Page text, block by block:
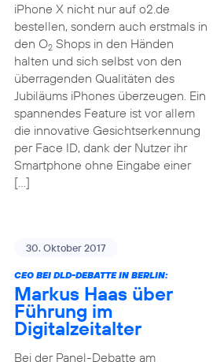
iPhone X nicht nur auf o2.de
bestellen, sondern auch erstmals in
den O2Shops in den Händen
halten und sich selbst von den
überragenden Qualitäten des
Jubiläums iPhones überzeugen. Ein
spannendes Feature ist vor allem
die innovative Gesichtserkennung
per Face ID, dank der Nutzer ihr
Smartphone ohne Eingabe einer
[…]
30. Oktober 2017
CEO BEI DLD-DEBATTE IN BERLIN:
Markus Haas über
Führung im
Digitalzeitalter
Bei der Panel-Debatte am